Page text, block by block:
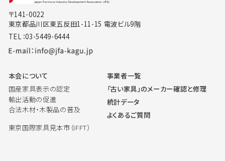
〒141-0022
東京都品川区東五反田1-11-15 電波ビル9階
TEL：03-5449-6444
本会について
国産家具表示の認定
輸出活動の促進
合法木材・木製品の普及
東京国際家具見本市（IFFT）
事業者一覧
「古い家具」のメーカー確認と修理
統計データ
よくあるご質問